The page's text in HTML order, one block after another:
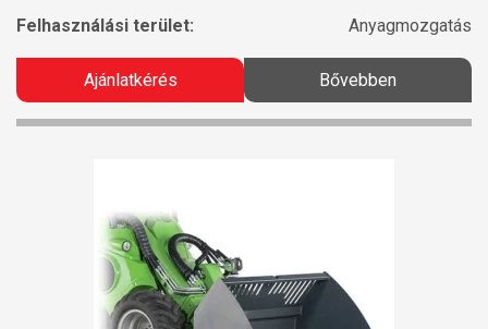
Felhasználási terület: Anyagmozgatás
Ajánlatkérés Bővebben